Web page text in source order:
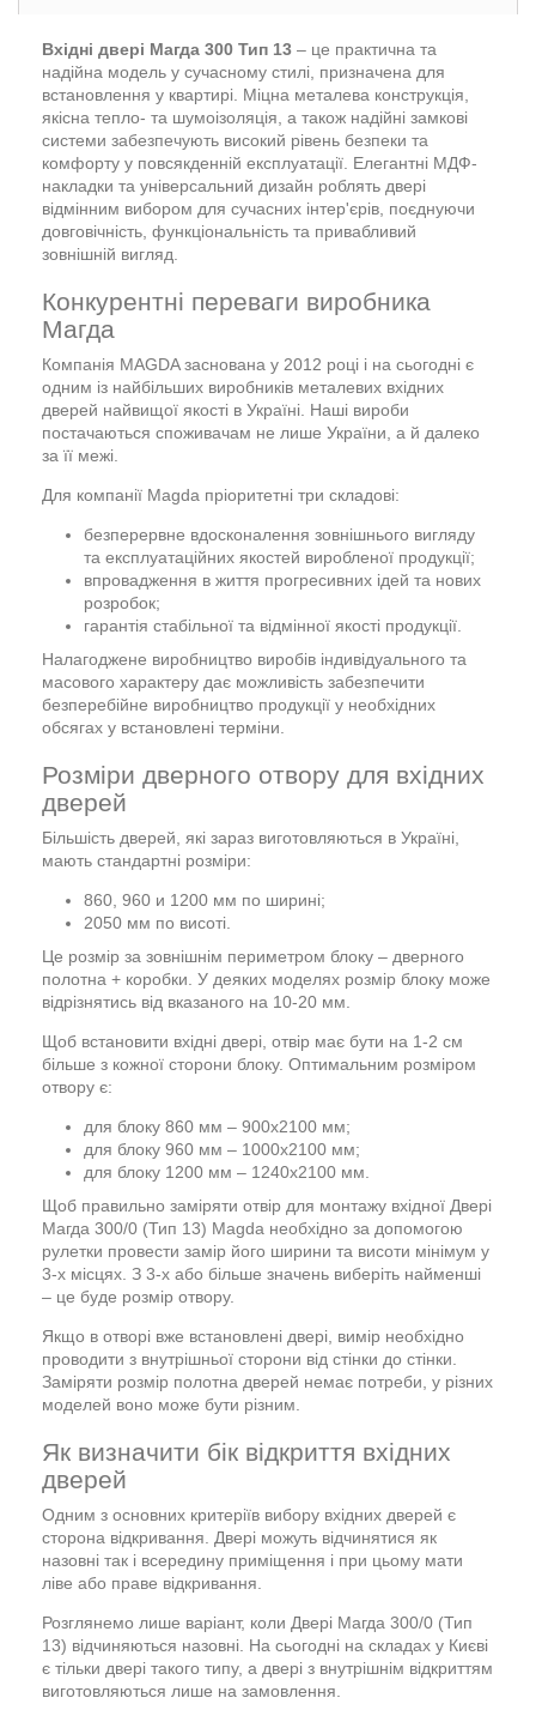
Вхідні двері Магда 300 Тип 13 – це практична та
надійна модель у сучасному стилі, призначена для
встановлення у квартирі. Міцна металева конструкція,
якісна тепло- та шумоізоляція, а також надійні замкові
системи забезпечують високий рівень безпеки та
комфорту у повсякденній експлуатації. Елегантні МДФ-
накладки та універсальний дизайн роблять двері
відмінним вибором для сучасних інтер'єрів, поєднуючи
довговічність, функціональність та привабливий
зовнішній вигляд.
Конкурентні переваги виробника
Магда
Компанія MAGDA заснована у 2012 році і на сьогодні є
одним із найбільших виробників металевих вхідних
дверей найвищої якості в Україні. Наші вироби
постачаються споживачам не лише України, а й далеко
за її межі.
Для компанії Magda пріоритетні три складові:
безперервне вдосконалення зовнішнього вигляду
та експлуатаційних якостей виробленої продукції;
впровадження в життя прогресивних ідей та нових
розробок;
гарантія стабільної та відмінної якості продукції.
Налагоджене виробництво виробів індивідуального та
масового характеру дає можливість забезпечити
безперебійне виробництво продукції у необхідних
обсягах у встановлені терміни.
Розміри дверного отвору для вхідних
дверей
Більшість дверей, які зараз виготовляються в Україні,
мають стандартні розміри:
860, 960 и 1200 мм по ширині;
2050 мм по висоті.
Це розмір за зовнішнім периметром блоку – дверного
полотна + коробки. У деяких моделях розмір блоку може
відрізнятись від вказаного на 10-20 мм.
Щоб встановити вхідні двері, отвір має бути на 1-2 см
більше з кожної сторони блоку. Оптимальним розміром
отвору є:
для блоку 860 мм – 900х2100 мм;
для блоку 960 мм – 1000х2100 мм;
для блоку 1200 мм – 1240х2100 мм.
Щоб правильно заміряти отвір для монтажу вхідної Двері
Магда 300/0 (Тип 13) Magda необхідно за допомогою
рулетки провести замір його ширини та висоти мінімум у
3-х місцях. З 3-х або більше значень виберіть найменші
– це буде розмір отвору.
Якщо в отворі вже встановлені двері, вимір необхідно
проводити з внутрішньої сторони від стінки до стінки.
Заміряти розмір полотна дверей немає потреби, у різних
моделей воно може бути різним.
Як визначити бік відкриття вхідних
дверей
Одним з основних критеріїв вибору вхідних дверей є
сторона відкривання. Двері можуть відчинятися як
назовні так і всередину приміщення і при цьому мати
ліве або праве відкривання.
Розглянемо лише варіант, коли Двері Магда 300/0 (Тип
13) відчиняються назовні. На сьогодні на складах у Києві
є тільки двері такого типу, а двері з внутрішнім відкриттям
виготовляються лише на замовлення.